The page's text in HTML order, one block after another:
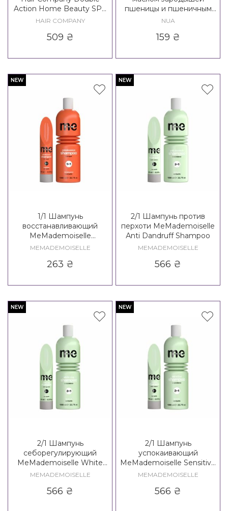
Action Home Beauty SPA
Relaxing Shampoo
HAIR COMPANY
509 ₴
пшеницы и пшеничным
протеином Nua Idratante
NUA
159 ₴
NEW
1/1 Шампунь
восстанавливающий
MeMademoiselle
Renaissance Shampoo
MEMADEMOISELLE
263 ₴
NEW
2/1 Шампунь против
перхоти MeMademoiselle
Аnti Dandruff Shampoo
MEMADEMOISELLE
566 ₴
NEW
2/1 Шампунь
себорегулирующий
MeMademoiselle White
Clay Shampoo
MEMADEMOISELLE
566 ₴
NEW
2/1 Шампунь
успокаивающий
MeMademoiselle Sensitive
Shampoo
MEMADEMOISELLE
566 ₴